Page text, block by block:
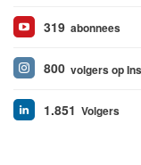
319 abonnees
800 volgers op
1.851 Volgers